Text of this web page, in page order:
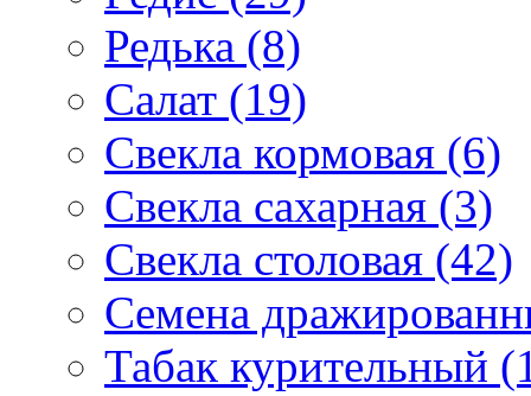
Редька (8)
Салат (19)
Свекла кормовая (6)
Свекла сахарная (3)
Свекла столовая (42)
Семена
Табак курительный